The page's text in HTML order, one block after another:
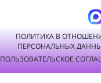
ПОЛИТИКА В
ПЕРСОНАЛЬНЫХ
ПОЛЬЗОВАТЕЛЬСКОЕ